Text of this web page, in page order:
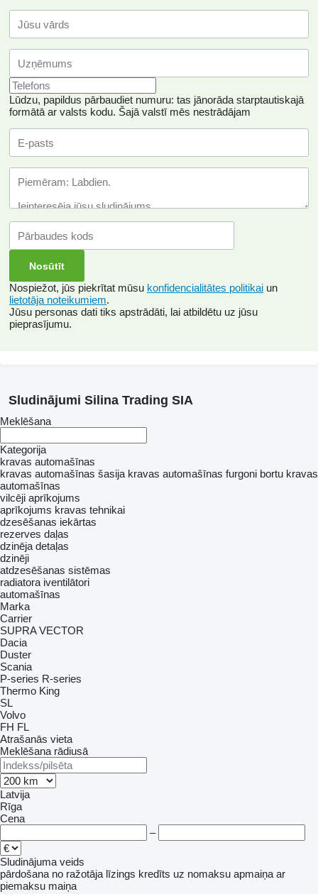
Lūdzu, papildus pārbaudiet numuru: tas jānorāda starptautiskajā
formātā ar valsts kodu. Šajā valstī mēs nestrādājam
Nospiežot, jūs piekrītat mūsu konfidencialitātes politikai un
lietotāja noteikumiem.
Jūsu personas dati tiks apstrādāti, lai atbildētu uz jūsu
pieprasījumu.
Sludinājumi Silina Trading SIA
Meklēšana
Kategorija
kravas automašīnas
kravas automašīnas šasija kravas automašīnas furgoni bortu kravas
automašīnas
vilcēji aprīkojums
aprīkojums kravas tehnikai
dzesēšanas iekārtas
rezerves daļas
dzinēja detaļas
dzinēji
atdzesēšanas sistēmas
radiatora iventilātori
automašīnas
Marka
Carrier
SUPRA VECTOR
Dacia
Duster
Scania
P-series R-series
Thermo King
SL
Volvo
FH FL
Atrašanās vieta
Meklēšana rādiusā
Latvija
Rīga
Cena
–
Sludinājuma veids
pārdošana no ražotāja līzings kredīts uz nomaksu apmaiņa ar
piemaksu maiņa